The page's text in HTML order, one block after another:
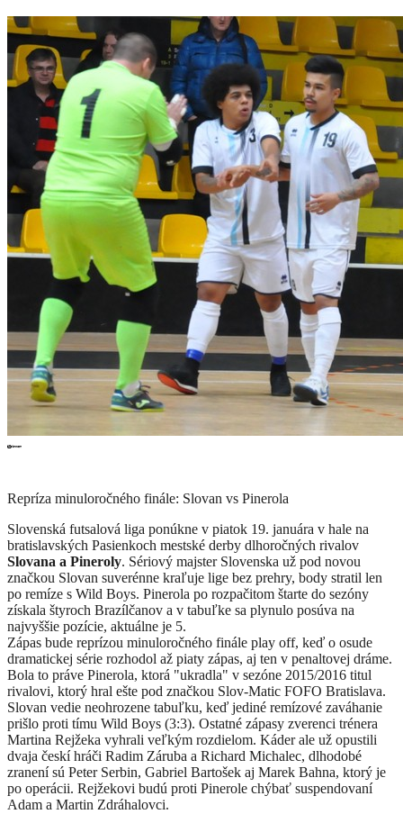
Repríza minuloročného finále: Slovan vs Pinerola
Slovenská futsalová liga ponúkne v piatok 19. januára v hale na
bratislavských Pasienkoch mestské derby dlhoročných rivalov
Slovana a Pineroly. Sériový majster Slovenska už pod novou
značkou Slovan suverénne kraľuje lige bez prehry, body stratil len
po remíze s Wild Boys. Pinerola po rozpačitom štarte do sezóny
získala štyroch Brazílčanov a v tabuľke sa plynulo posúva na
najvyššie pozície, aktuálne je 5.
Zápas bude reprízou minuloročného finále play off, keď o osude
dramatickej série rozhodol až piaty zápas, aj ten v penaltovej dráme.
Bola to práve Pinerola, ktorá "ukradla" v sezóne 2015/2016 titul
rivalovi, ktorý hral ešte pod značkou Slov-Matic FOFO Bratislava.
Slovan vedie neohrozene tabuľku, keď jediné remízové zaváhanie
prišlo proti tímu Wild Boys (3:3). Ostatné zápasy zverenci trénera
Martina Rejžeka vyhrali veľkým rozdielom. Káder ale už opustili
dvaja českí hráči Radim Záruba a Richard Michalec, dlhodobé
zranení sú Peter Serbin, Gabriel Bartošek aj Marek Bahna, ktorý je
po operácii. Rejžekovi budú proti Pinerole chýbať suspendovaní
Adam a Martin Zdráhalovci.